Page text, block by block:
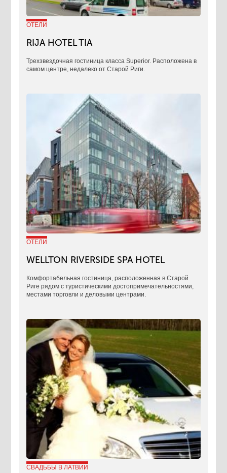
ОТЕЛИ
RIJA HOTEL TIA
Трехзвездочная гостиница класса Superior. Расположена в
самом центре, недалеко от Старой Риги.
ОТЕЛИ
WELLTON RIVERSIDE SPA HOTEL
Комфортабельная гостиница, расположенная в Старой
Риге рядом с туристическими достопримечательностями,
местами торговли и деловыми центрами.
СВАДЬБЫ В ЛАТВИИ